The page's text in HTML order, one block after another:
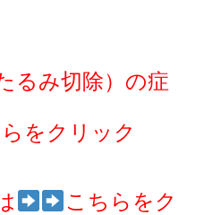
るみ切除）の症
をクリック
こちらをク